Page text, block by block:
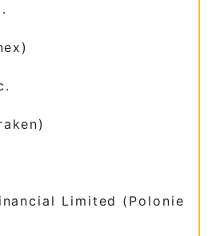
Limited (Polonie